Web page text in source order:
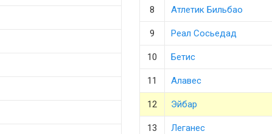
8 Атлетик Бильбао
9 Реал Сосьедад
10 Бетис
11 Алавес
12 Эйбар
13 Леганес